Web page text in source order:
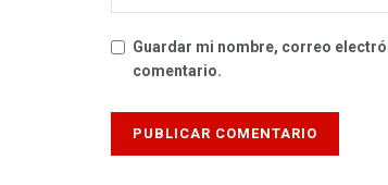
Guardar mi nombre, correo
comentario.